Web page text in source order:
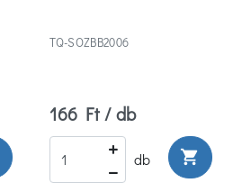
TQ-SOZBB2006
166 Ft / db
db shopping_cart